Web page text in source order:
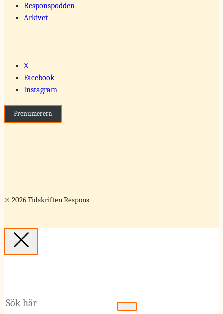
Responspodden
Arkivet
X
Facebook
Instagram
Prenumerera
© 2026 Tidskriften Respons
Sök